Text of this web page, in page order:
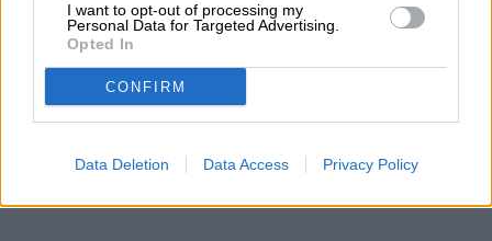
I want to opt-out of processing my
Personal Data for Targeted Advertising.
Opted In
CONFIRM
Data Deletion Data Access Privacy Policy
Noticias
Cómo el coronavirus afecta la industria tecnológica
Homepage
TENDENCIAS